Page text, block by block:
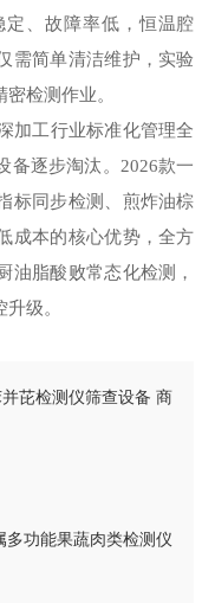
、故障率低，恒温腔
需简单清洁维护，实验
检测作业。
加工行业标准化管理全
备逐步淘汰。2026款一
标同步检测、煎炸油棕
成本的核心优势，全方
油脂酸败常态化检测，
级。
芘检测仪筛查设备 商
功能果蔬肉类检测仪